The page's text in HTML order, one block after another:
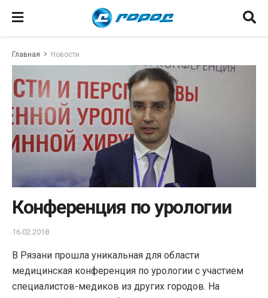
Главная Новости
Конференция по урологии
16.02.2018
В Рязани прошла уникальная для области
медицинская конференция по урологии с участием
специалистов-медиков из других городов. На